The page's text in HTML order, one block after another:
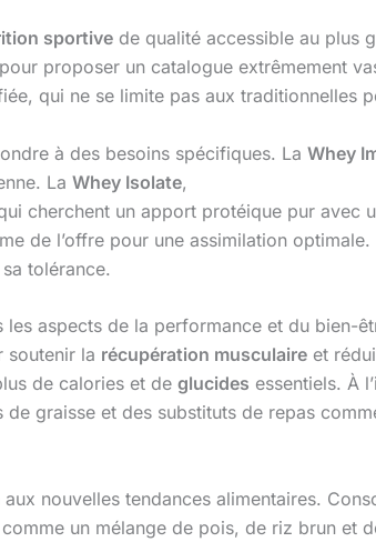
sportive de qualité accessible au plus
proposer un catalogue extrêmement
qui ne se limite pas aux traditionnelles
à des besoins spécifiques. La Whey
La Whey Isolate,
cherchent un apport protéique pur avec
de l’offre pour une assimilation
tolérance.
aspects de la performance et du bien-
soutenir la récupération musculaire et
de calories et de glucides essentiels. À
graisse et des substituts de repas
nouvelles tendances alimentaires.
un mélange de pois, de riz brun et